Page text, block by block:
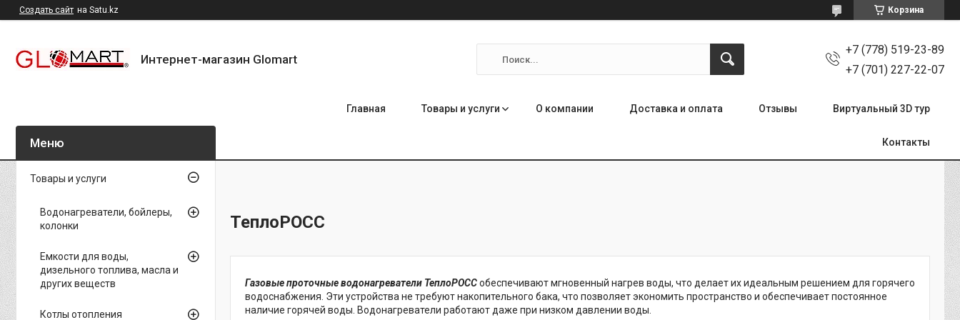
Создать сайт на Satu.kz Корзина
Интернет-магазин Glomart
+7 (778) 519-23-89
+7 (701) 227-22-07
Главная Товары и услуги О компании Доставка и оплата Отзывы Виртуальный 3D тур
Контакты
ТеплоРОСС
Газовые проточные водонагреватели ТеплоРОССобеспечивают мгновенный нагрев воды, что делает их идеальным решением для горячего
водоснабжения. Эти устройства не требуют накопительного бака, что позволяет экономить пространство и обеспечивает постоянное
наличие горячей воды. Водонагреватели работают даже при низком давлении воды.
Товары и услуги
Водонагреватели, бойлеры,
колонки
Емкости для воды,
дизельного топлива, масла и
других веществ
Котлы отопления